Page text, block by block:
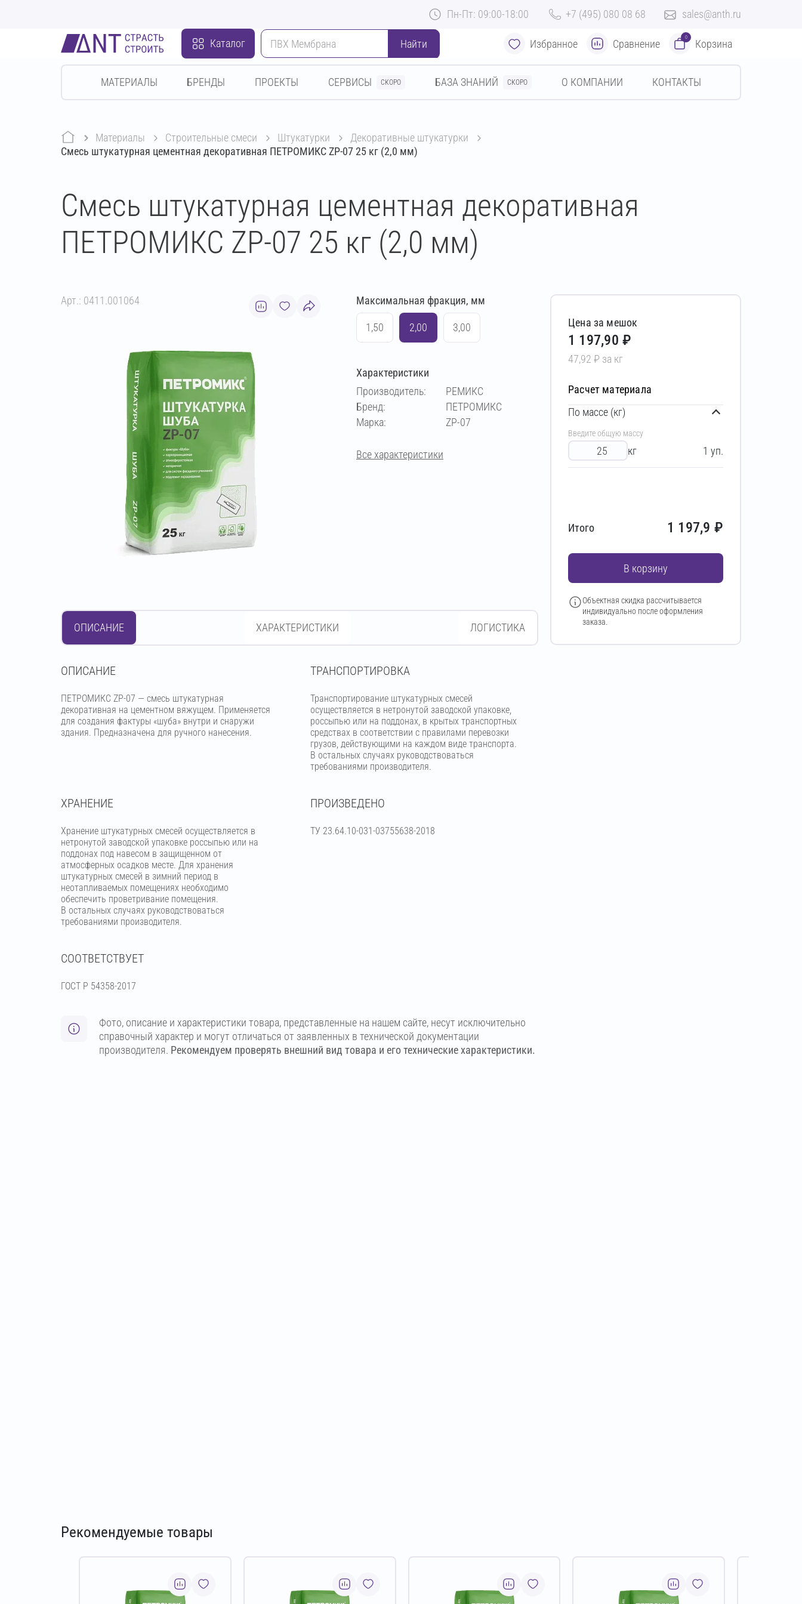
Пн-Пт: 09:00-18:00 +7 (495) 080 08 68 sales@anth.ru
Каталог Найти Избранное Сравнение
0
Корзина
МАТЕРИАЛЫ БРЕНДЫ ПРОЕКТЫ СЕРВИСЫ СКОРО БАЗА ЗНАНИЙ СКОРО О КОМПАНИИ КОНТАКТЫ
Материалы строительные смеси штукатурки
декоративные штукатурки
Смесь штукатурная цементная декоративная ПЕТРОМИКС ZP-07 25 кг (2,0 мм)
Смесь штукатурная цементная декоративная
ПЕТРОМИКС ZP-07 25 кг (2,0 мм)
Арт.: 0411.001064 Максимальная фракция, мм
1,50 2,00 3,00
Характеристики
Производитель:
РЕМИКС
Бренд:
ПЕТРОМИКС
Марка:
ZP-07
Все характеристики
ОПИСАНИЕ ХАРАКТЕРИСТИКИ ЛОГИСТИКА
OПИСАНИЕ
ПЕТРОМИКС ZP-07 — смесь штукатурная
декоративная на цементном вяжущем. Применяется
для создания фактуры «шуба» внутри и снаружи
здания. Предназначена для ручного нанесения.
ТРАНСПОРТИРОВКА
Транспортирование штукатурных смесей
осуществляется в нетронутой заводской упаковке,
россыпью или на поддонах, в крытых транспортных
средствах в соответствии с правилами перевозки
грузов, действующими на каждом виде транспорта.
В остальных случаях руководствоваться
требованиями производителя.
ХРАНЕНИЕ
Хранение штукатурных смесей осуществляется в
нетронутой заводской упаковке россыпью или на
поддонах под навесом в защищенном от
атмосферных осадков месте. Для хранения
штукатурных смесей в зимний период в
неотапливаемых помещениях необходимо
обеспечить проветривание помещения.
В остальных случаях руководствоваться
требованиями производителя.
ПРОИЗВЕДЕНО
ТУ 23.64.10-031-03755638-2018
СООТВЕТСТВУЕТ
ГОСТ Р 54358-2017
Фото, описание и характеристики товара, представленные на нашем сайте, несут исключительно
справочный характер и могут отличаться от заявленных в технической документации
производителя. Рекомендуем проверять внешний вид товара и его технические характеристики.
Цена за мешок
1 197,90 ₽
47,92 ₽ за кг
Расчет материала
По массе (кг)
Введите общую массу
кг 1 уп.
Итого 1 197,9 ₽
В корзину
Объектная скидка рассчитывается
индивидуально после оформления
заказа.
Рекомендуемые товары